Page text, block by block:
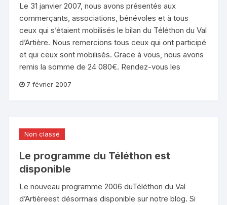
Le 31 janvier 2007, nous avons présentés aux
commerçants, associations, bénévoles et à tous
ceux qui s’étaient mobilisés le bilan du Téléthon du Val
d’Artière. Nous remercions tous ceux qui ont participé
et qui ceux sont mobilisés. Grace à vous, nous avons
remis la somme de 24 080€. Rendez-vous les
7 février 2007
Non classé
Le programme du Téléthon est
disponible
Le nouveau programme 2006 duTéléthon du Val
d’Artièreest désormais disponible sur notre blog. Si